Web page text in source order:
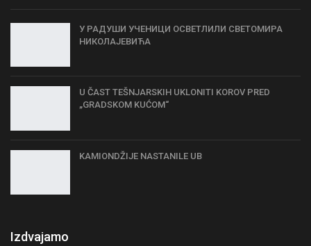
У РАДУШИ УЧЕНИЦИ ОСВЕТЛИЛИ СВЕТОМИРА
НИКОЛАЈЕВИЋА
U ČAST TEŠNJARSKIH UKLONITI KOROV PRED
„GRADSKOM KUĆOM“
KAMIONDŽIJE NASTANILE UB
Izdvajamo